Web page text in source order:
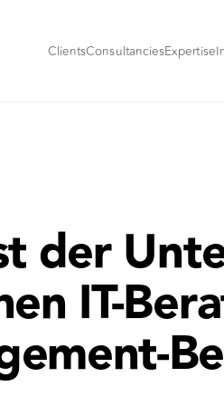
ClientsConsultanciesExpertise
der
IT-